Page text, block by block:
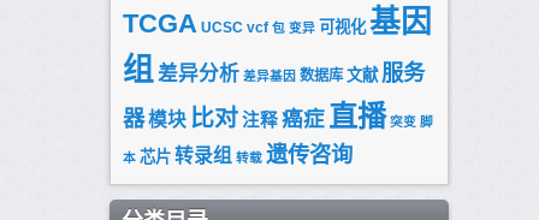
TCGA UCSC vcf 包 变异 可视化 基因
组 差异分析 差异基因 数据库 文献 服务
器模块 比对注释癌症 直播 突变 脚
本 芯片 转录组 转载 遗传咨询